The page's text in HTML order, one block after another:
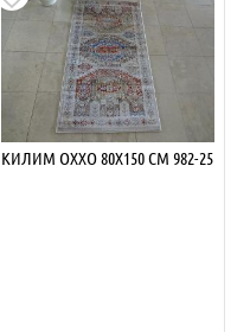
КИЛИМ OXXO 80Х150 СМ 982-25